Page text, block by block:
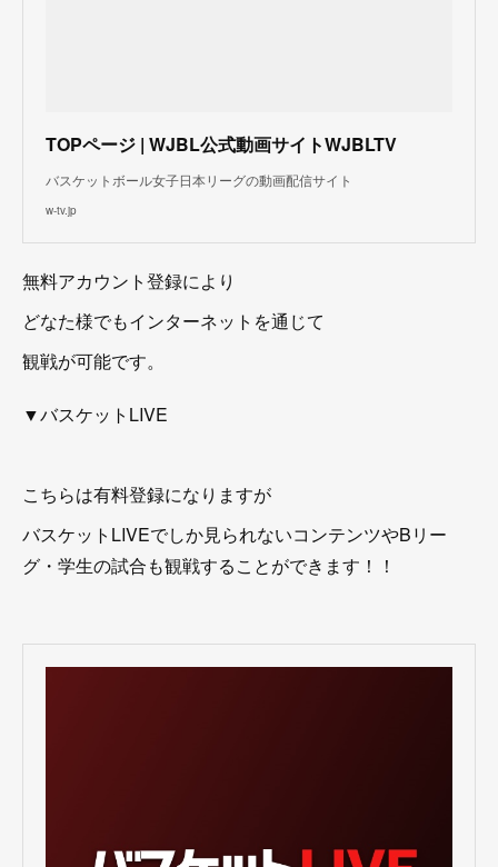
TOPページ | WJBL公式動画サイトWJBLTV
バスケットボール女子日本リーグの動画配信サイト
w-tv.jp
無料アカウント登録により
どなた様でもインターネットを通じて
観戦が可能です。
▼バスケットLIVE
こちらは有料登録になりますが
バスケットLIVEでしか見られないコンテンツやBリー
グ・学生の試合も観戦することができます！！